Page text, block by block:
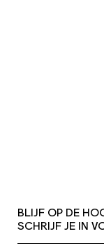
BLIJF OP DE
SCHRIJF JE IN